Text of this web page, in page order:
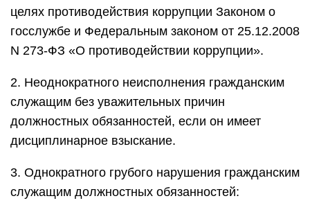
целях противодействия коррупции Законом о
госслужбе и Федеральным законом от 25.12.2008
N 273-ФЗ «О противодействии коррупции».
2. Неоднократного неисполнения гражданским
служащим без уважительных причин
должностных обязанностей, если он имеет
дисциплинарное взыскание.
3. Однократного грубого нарушения гражданским
служащим должностных обязанностей: